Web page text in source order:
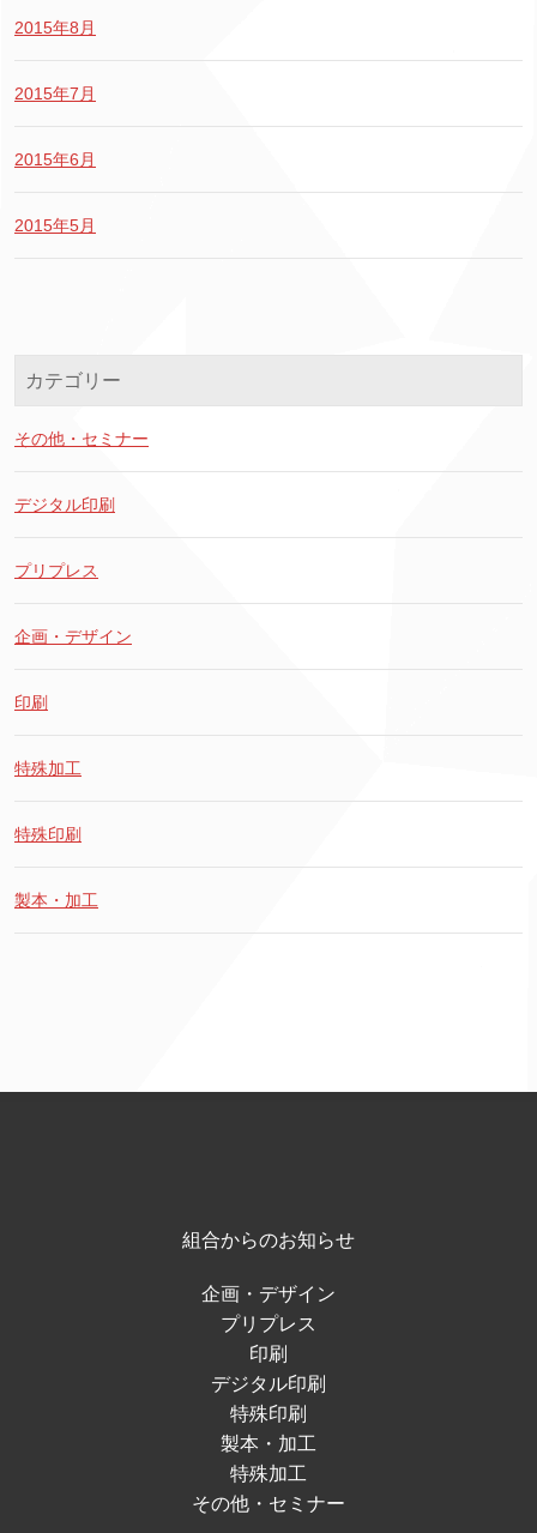
2015年8月
2015年7月
2015年6月
2015年5月
カテゴリー
その他・セミナー
デジタル印刷
プリプレス
企画・デザイン
印刷
特殊加工
特殊印刷
製本・加工
組合からのお知らせ
企画・デザイン
プリプレス
印刷
デジタル印刷
特殊印刷
製本・加工
特殊加工
その他・セミナー